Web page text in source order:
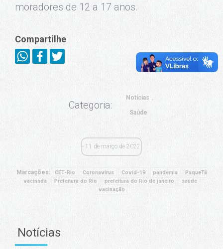
moradores de 12 a 17 anos.
Compartilhe
Categoria:
Notícias
Saúde
11 de março de 2022
Marcações: CET-Rio Coronavírus Covid-19 pandemia
PaqueTá
vacinada
Prefeitura do Rio prefeitura do Rio de janeiro
saúde
vacinação
Notícias